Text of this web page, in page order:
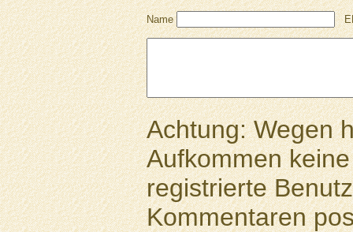
Name
Achtung: Wegen
Aufkommen
registrierte
Kommentaren